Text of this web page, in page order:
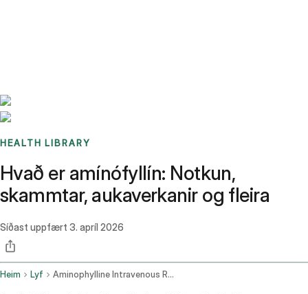
HEALTH LIBRARY
Hvað er amínófyllín: Notkun,
skammtar, aukaverkanir og fleira
Síðast uppfært 3. apríl 2026
Heim Lyf Aminophylline Intravenous Route